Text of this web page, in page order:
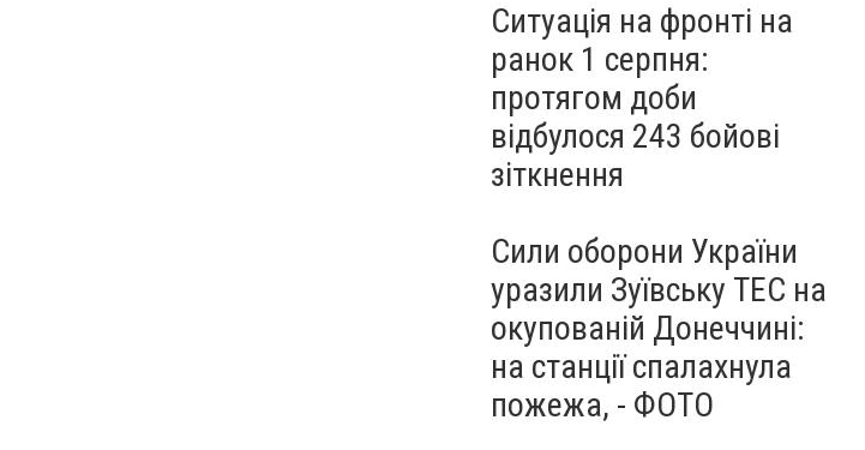
Ситуація на фронті на
ранок 1 серпня:
протягом доби
відбулося 243 бойові
зіткнення
Сили оборони України
уразили Зуївську ТЕС на
окупованій Донеччині:
на станції спалахнула
пожежа, - ФОТО